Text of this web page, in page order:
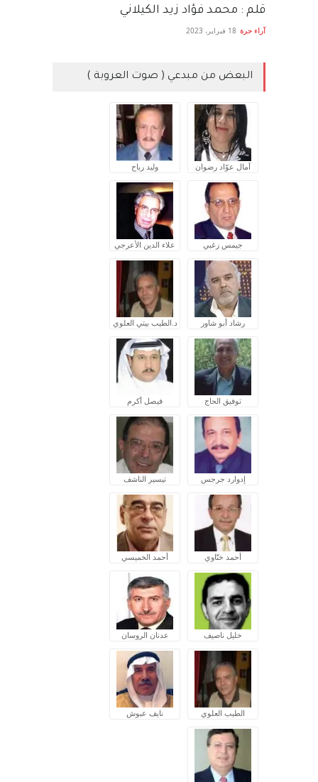
قلم : محمد فؤاد زيد الكيلاني
آراء حرة 18 فبراير، 2023
البعض من مبدعي ( صوت العروبة )
آمال عوّاد رضوان وليد رباح
جيمس زغبي علاء الدين الأعرجي
رشاد أبو شاور د.الطيب بيتي العلوي
توفيق الحاج فيصل أكرم
إدوارد جرجس تيسير الناشف
أحمد ختّاوي أحمد الخميسي
خليل ناصيف عدنان الروسان
الطيب العلوي نايف عبوش